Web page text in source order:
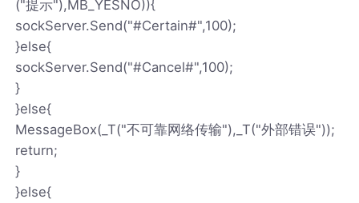
("提示"),MB_YESNO)){
sockServer.Send("#Certain#",100);
}else{
sockServer.Send("#Cancel#",100);
}
}else{
MessageBox(_T("不可靠网络传输"),_T("外部错误"));
return;
}
}else{